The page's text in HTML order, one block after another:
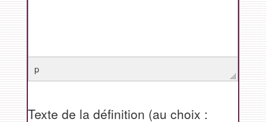
p
Texte de la définition (au choix :